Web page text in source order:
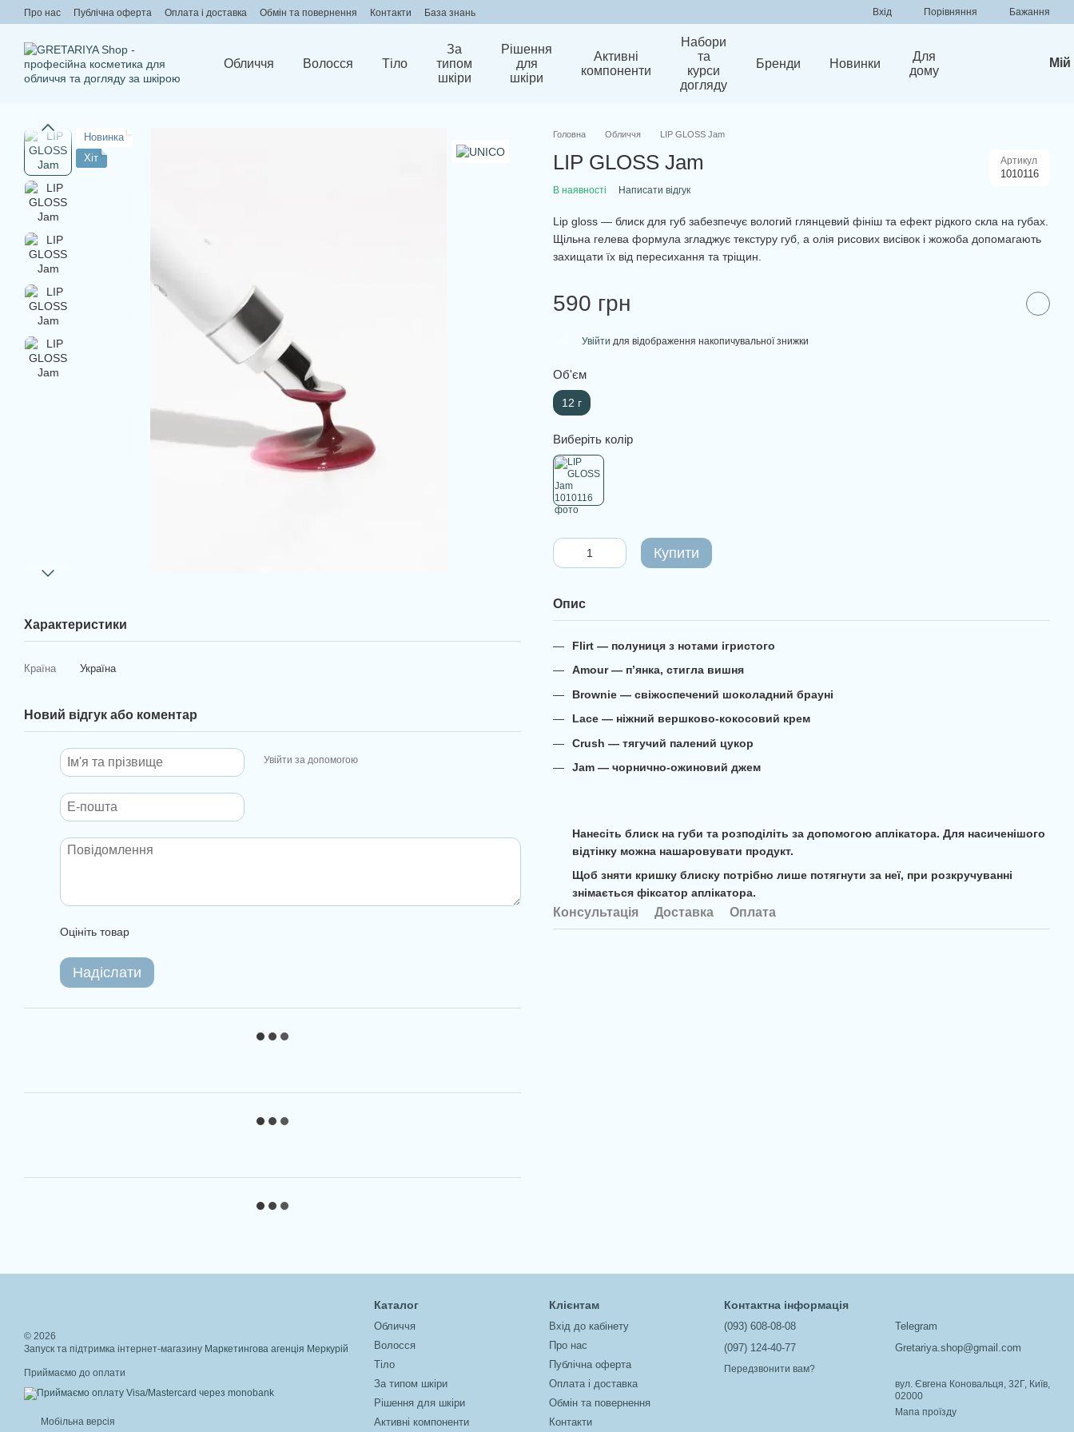
Перейти до основного контенту
Про нас Публічна оферта Оплата і доставка Обмін та повернення Контакти База знань Вхід Порівняння Бажання
Обличчя Волосся Тіло
За
типом
шкіри
Рішення
для
шкіри
Активні
компоненти
Набори
та
курси
догляду
Бренди Новинки
Для
дому
Новинка
Хіт
Характеристики
Країна Україна
Новий відгук або коментар
Увійти за допомогою
Оцініть товар
Надіслати
Головна Обличчя LIP GLOSS Jam
LIP GLOSS Jam Артикул
1010116
В наявності Написати відгук
Lip gloss — блиск для губ забезпечує вологий глянцевий фініш та ефект рідкого скла на губах.
Щільна гелева формула згладжує текстуру губ, а олія рисових висівок і жожоба допомагають
захищати їх від пересихання та тріщин.
590 грн
Увійти для відображення накопичувальної знижки
Об'єм
12 г
Виберіть колір
Купити
Опис
Flirt — полуниця з нотами ігристого
Amour — п’янка, стигла вишня
Brownie — свіжоспечений шоколадний брауні
Lace — ніжний вершково-кокосовий крем
Crush — тягучий палений цукор
Jam — чорнично-ожиновий джем
Нанесіть блиск на губи та розподіліть за допомогою аплікатора. Для насиченішого
відтінку можна нашаровувати продукт.
Щоб зняти кришку блиску потрібно лише потягнути за неї, при розкручуванні
знімається фіксатор аплікатора.
Консультація Доставка Оплата
© 2026
Запуск та підтримка інтернет-магазину Маркетингова агенція Меркурій
Приймаємо до оплати
Мобільна версія
Каталог
Обличчя
Волосся
Тіло
За типом шкіри
Рішення для шкіри
Активні компоненти
Клієнтам
Вхід до кабінету
Про нас
Публічна оферта
Оплата і доставка
Обмін та повернення
Контакти
Контактна інформація
(093) 608-08-08
(097) 124-40-77
Передзвонити вам?
Telegram
Gretariya.shop@gmail.com
вул. Євгена Коновальця, 32Г, Київ,
02000
Мапа проїзду